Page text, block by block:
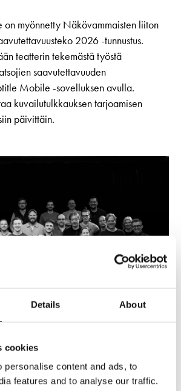
Details About
cookies
personalise content and ads, to
features and to analyse our traffic.
on myönnetty Näkövammaisten liiton
2026 -tunnustus.
teatterin tekemästä työstä
saavutettavuuden
Mobile -sovelluksen avulla.
kuvailutulkkauksen tarjoamisen
päivittäin.
varattu Änglagård-
2027 liput tulevat